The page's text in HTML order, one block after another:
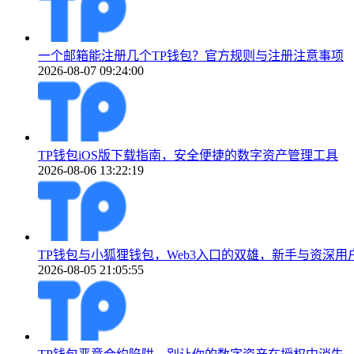
一个邮箱能注册几个TP钱包？官方规则与注册注意事项
2026-08-07 09:24:00
TP钱包iOS版下载指南，安全便捷的数字资产管理工具
2026-08-06 13:22:19
TP钱包与小狐狸钱包，Web3入口的双雄，新手与资深用
2026-08-05 21:05:55